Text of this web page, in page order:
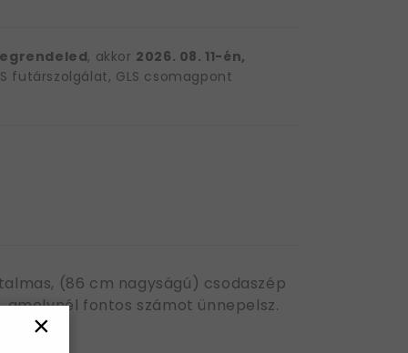
, akkor 2026. 08. 11-én,
futárszolgálat, GLS csomagpont
(86 cm nagyságú) csodaszép
fontos számot ünnepelsz.
×